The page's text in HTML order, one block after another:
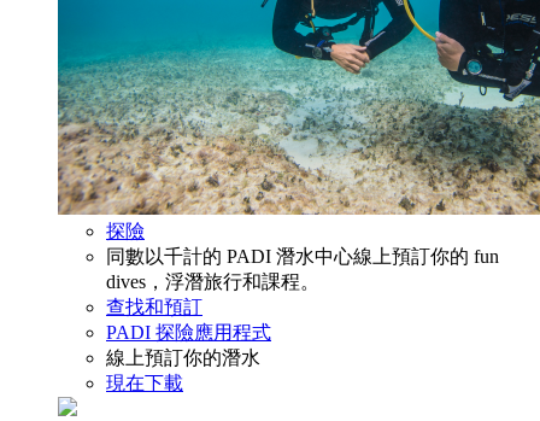
探險
同數以千計的 PADI 潛水中心線上預訂你的 fun
dives，浮潛旅行和課程。
查找和預訂
PADI 探險應用程式
線上預訂你的潛水
現在下載